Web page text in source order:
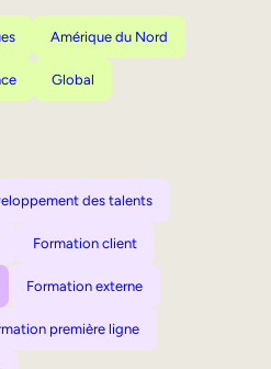
Amérique du Nord
Global
des talents
Formation client
Formation externe
première ligne